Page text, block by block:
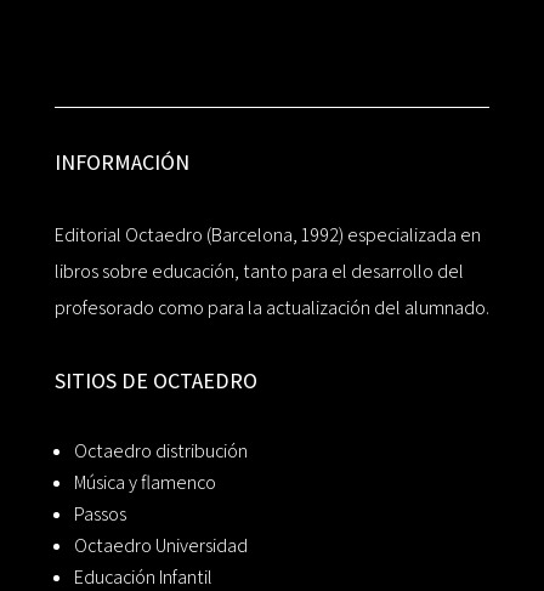
INFORMACIÓN
Editorial Octaedro (Barcelona, 1992) especializada en
libros sobre educación, tanto para el desarrollo del
profesorado como para la actualización del alumnado.
SITIOS DE OCTAEDRO
Octaedro distribución
Música y flamenco
Passos
Octaedro Universidad
Educación Infantil